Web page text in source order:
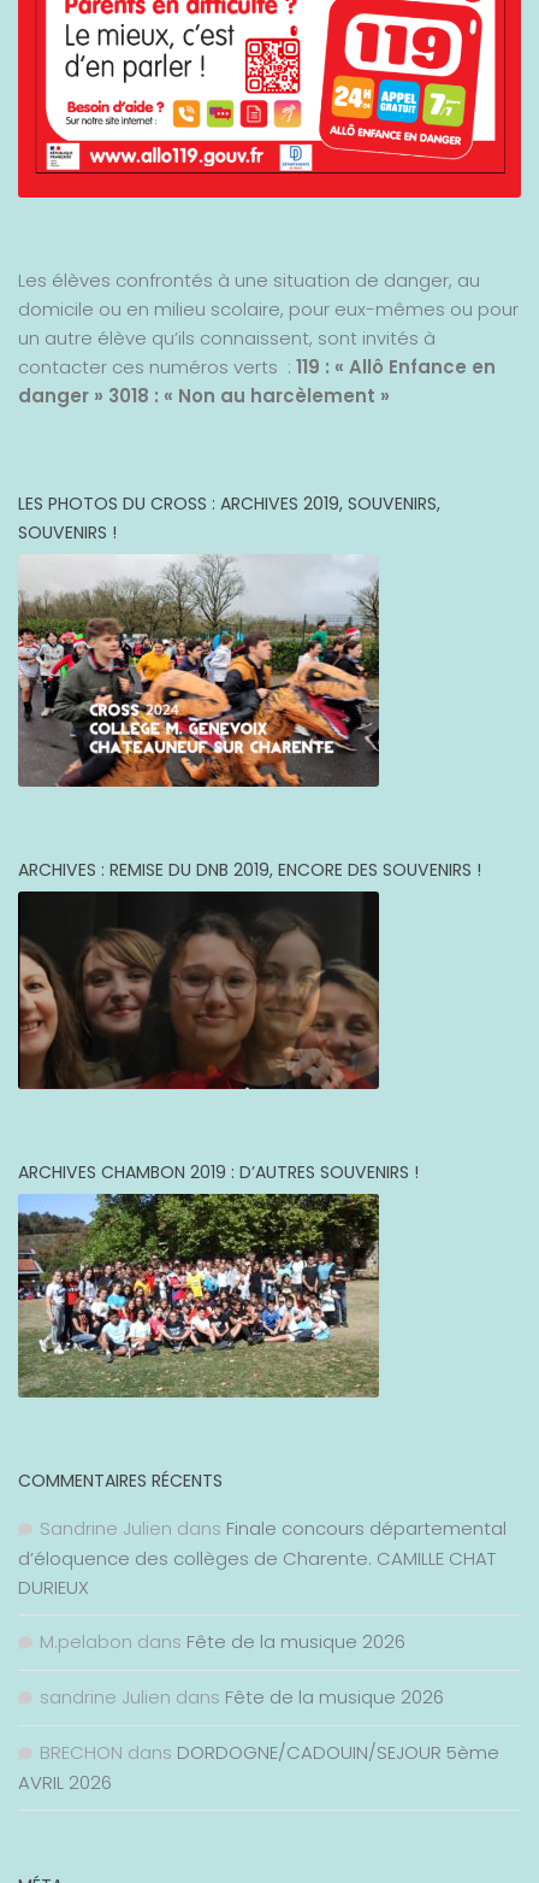
Les élèves confrontés à une situation de danger, au
domicile ou en milieu scolaire, pour eux-mêmes ou pour
un autre élève qu’ils connaissent, sont invités à
contacter ces numéros verts : 119 : « Allô Enfance en
danger » 3018 : « Non au harcèlement »
LES PHOTOS DU CROSS : ARCHIVES 2019, SOUVENIRS,
SOUVENIRS !
ARCHIVES : REMISE DU DNB 2019, ENCORE DES SOUVENIRS !
ARCHIVES CHAMBON 2019 : D’AUTRES SOUVENIRS !
COMMENTAIRES RÉCENTS
Sandrine Julien dans Finale concours départemental
d’éloquence des collèges de Charente. CAMILLE CHAT
DURIEUX
M.pelabon dans Fête de la musique 2026
sandrine Julien dans Fête de la musique 2026
BRECHON dans DORDOGNE/CADOUIN/SEJOUR 5ème
AVRIL 2026